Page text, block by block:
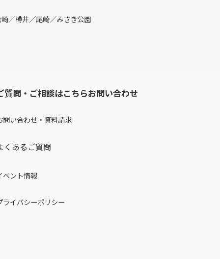
／樽井／尾崎／みさき公園
質問・ご相談はこちらお問い合わせ
問い合わせ・資料請求
くあるご質問
ベント情報
ライバシーポリシー